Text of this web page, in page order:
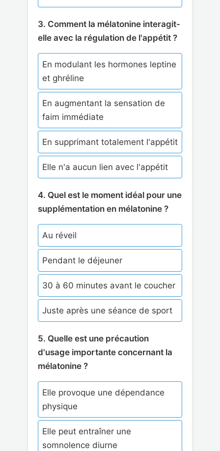
3. Comment la mélatonine interagit-
elle avec la régulation de l'appétit ?
En modulant les hormones leptine
et ghréline
En augmentant la sensation de
faim immédiate
En supprimant totalement l'appétit
Elle n'a aucun lien avec l'appétit
4. Quel est le moment idéal pour une
supplémentation en mélatonine ?
Au réveil
Pendant le déjeuner
30 à 60 minutes avant le coucher
Juste après une séance de sport
5. Quelle est une précaution
d'usage importante concernant la
mélatonine ?
Elle provoque une dépendance
physique
Elle peut entraîner une
somnolence diurne